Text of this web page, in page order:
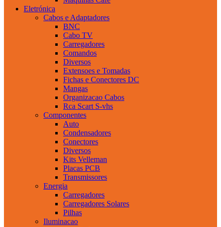
Eletrónica
Cabos e Adaptadores
BNC
Cabo TV
Carregadores
Comandos
Diversos
Extensoes e Tomadas
Fichas e Conectores DC
Mangas
Organizacao Cabos
Rca Scart S-vhs
Componentes
Auto
Condensadores
Conectores
Diversos
Kits Velleman
Placas PCB
Transmissores
Energia
Carregadores
Carregadores Solares
Pilhas
Iluminacao